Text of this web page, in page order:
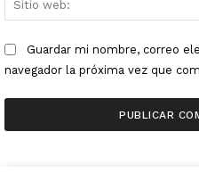
Guardar mi nombre, correo
navegador la próxima vez que